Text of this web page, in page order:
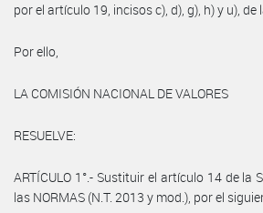
por el artículo 19, incisos c), d), g), h) y u), de
Por ello,
LA COMISIÓN NACIONAL DE VALORES
RESUELVE:
ARTÍCULO 1°.- Sustituir el artículo 14 de la
las NORMAS (N.T. 2013 y mod.), por el